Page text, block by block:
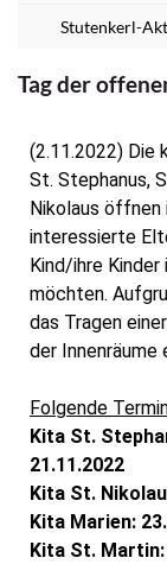
Stutenkerl-
Tag der
(2.11.2022) Die
St. Stephanus,
Nikolaus öffnen
interessierte
Kind/ihre Kinder
möchten.
das Tragen
der Innenräume
Folgende
Kita St.
21.11.2022
Kita St.
Kita Marien:
Kita St. Martin: